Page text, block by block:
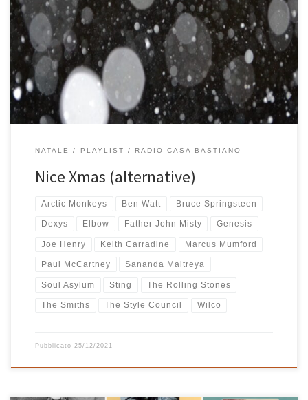
Anche quest’anno non poteva non esserci la versione “alternative”
della classica playlist natalizia. Chi segue Radio Casa Bastiano e mi
conosce sa che prima del Natale 2018 esisteva solo questa, la
playlist di Natale era sempre composta da canzoni che
“sapevano” di Natale per un motivo o per un altro, […]
NATALE PLAYLIST RADIO CASA BASTIANO
Nice Xmas (alternative)
Arctic Monkeys Ben Watt Bruce Springsteen
Dexys Elbow Father John Misty Genesis
Joe Henry Keith Carradine Marcus Mumford
Paul McCartney Sananda Maitreya
Soul Asylum Sting The Rolling Stones
The Smiths The Style Council Wilco
Pubblicato 25/12/2021